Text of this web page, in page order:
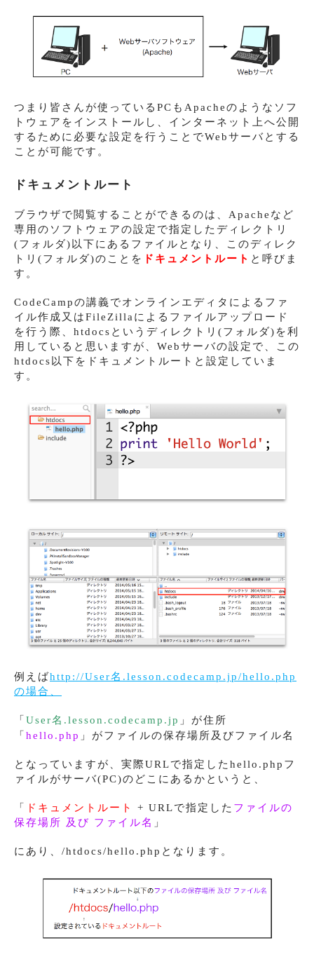
つまり皆さんが使っているPCもApacheのようなソフ
トウェアをインストールし、インターネット上へ公開
するために必要な設定を行うことでWebサーバとする
ことが可能です。
ドキュメントルート
ブラウザで閲覧することができるのは、Apacheなど
専用のソフトウェアの設定で指定したディレクトリ
(フォルダ)以下にあるファイルとなり、このディレク
トリ(フォルダ)のことを
ドキュメントルート と呼びま
す。
CodeCampの講義でオンラインエディタによるファ
イル作成又はFileZillaによるファイルアップロード
を行う際、htdocsというディレクトリ(フォルダ)を利
用していると思いますが、Webサーバの設定で、この
htdocs以下をドキュメントルートと設定していま
す。
例えばhttp://User名.lesson.codecamp.jp/hello.php
の場合、
「 User名.lesson.codecamp.jp 」が住所
「 hello.php 」がファイルの保存場所及びファイル名
となっていますが、実際URLで指定したhello.phpフ
ァイルがサーバ(PC)のどこにあるかというと、
「 ドキュメントルート + URLで指定した ファイルの
保存場所 及び ファイル名 」
にあり、/htdocs/hello.phpとなります。